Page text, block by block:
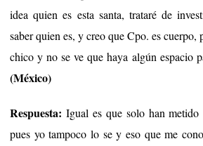
idea quien es esta santa, trataré de
saber quien es, y creo que Cpo. es cuerpo,
chico y no se ve que haya algún espacio
(México)
Respuesta: Igual es que solo han
pues yo tampoco lo se y eso que me